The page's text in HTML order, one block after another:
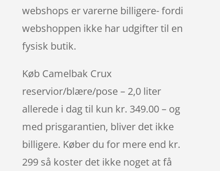
webshops er varerne billigere- fordi
webshoppen ikke har udgifter til en
fysisk butik.
Køb Camelbak Crux
reservior/blære/pose – 2,0 liter
allerede i dag til kun kr. 349.00 – og
med prisgarantien, bliver det ikke
billigere. Køber du for mere end kr.
299 så koster det ikke noget at få